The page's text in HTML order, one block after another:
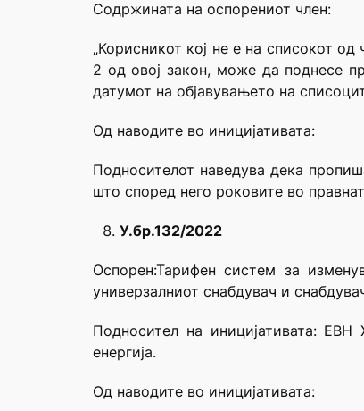
Содржината на оспорениот член:
„Корисникот кој не е на списокот
2 од овој закон, може да поднесе
датумот на објавувањето на
Од наводите во иницијативата:
Подносителот наведува дека
што според него роковите во
У.бр.132/2022
Оспорен:Тарифен систем за
универзалниот снабдувач и
Подносител на иницијативата:
енергија.
Од наводите во иницијативата: